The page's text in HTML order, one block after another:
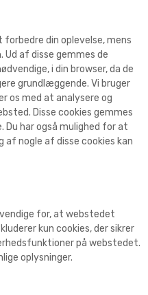
forbedre din oplevelse, mens
Ud af disse gemmes de
i din browser, da de
grundlæggende. Vi bruger
os med at analysere og
Disse cookies gemmes
Du har også mulighed for at
af nogle af disse cookies kan
for, at webstedet
kun cookies, der sikrer
på webstedet.
oplysninger.